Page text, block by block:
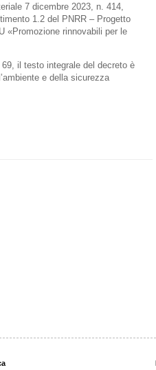
7 dicembre 2023, n. 414,
1.2 del PNRR – Progetto
«Promozione rinnovabili per le
il testo integrale del decreto è
e della sicurezza